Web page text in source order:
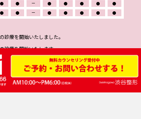
● ● ー ● ● ● ●
●
● ● ー ● ● ● ● ●
診療を開始いたしました。
診療を開始いたします。
に分けて対応させて頂きます。
カウンセリング）をご希望の患者様